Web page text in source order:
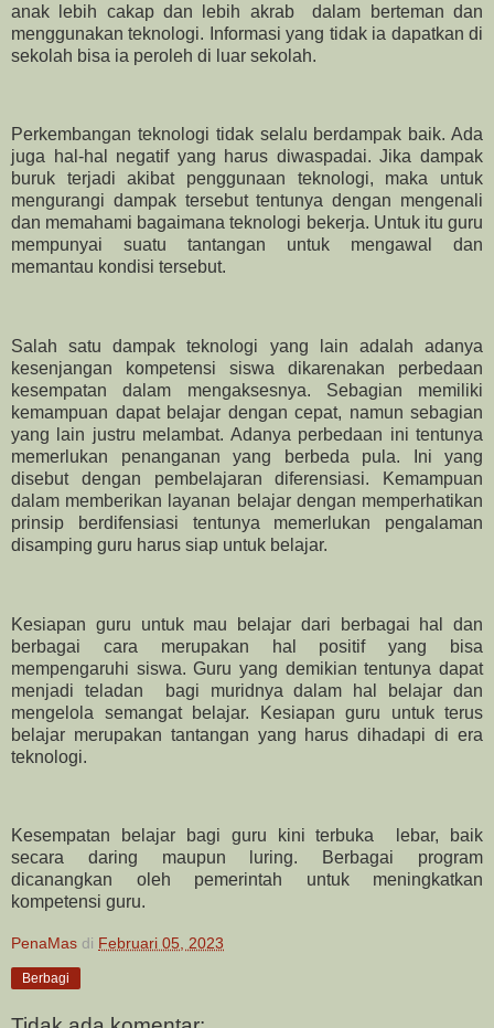
anak lebih cakap dan lebih akrab dalam berteman dan
menggunakan teknologi. Informasi yang tidak ia dapatkan di
sekolah bisa ia peroleh di luar sekolah.
Perkembangan teknologi tidak selalu berdampak baik. Ada
juga hal-hal negatif yang harus diwaspadai. Jika dampak
buruk terjadi akibat penggunaan teknologi, maka untuk
mengurangi dampak tersebut tentunya dengan mengenali
dan memahami bagaimana teknologi bekerja. Untuk itu guru
mempunyai suatu tantangan untuk mengawal dan
memantau kondisi tersebut.
Salah satu dampak teknologi yang lain adalah adanya
kesenjangan kompetensi siswa dikarenakan perbedaan
kesempatan dalam mengaksesnya. Sebagian memiliki
kemampuan dapat belajar dengan cepat, namun sebagian
yang lain justru melambat. Adanya perbedaan ini tentunya
memerlukan penanganan yang berbeda pula. Ini yang
disebut dengan pembelajaran diferensiasi. Kemampuan
dalam memberikan layanan belajar dengan memperhatikan
prinsip berdifensiasi tentunya memerlukan pengalaman
disamping guru harus siap untuk belajar.
Kesiapan guru untuk mau belajar dari berbagai hal dan
berbagai cara merupakan hal positif yang bisa
mempengaruhi siswa. Guru yang demikian tentunya dapat
menjadi teladan bagi muridnya dalam hal belajar dan
mengelola semangat belajar. Kesiapan guru untuk terus
belajar merupakan tantangan yang harus dihadapi di era
teknologi.
Kesempatan belajar bagi guru kini terbuka lebar, baik
secara daring maupun luring. Berbagai program
dicanangkan oleh pemerintah untuk meningkatkan
kompetensi guru.
PenaMas di Februari 05, 2023
Berbagi